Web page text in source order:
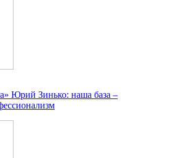
Юрий Зинько: наша база –